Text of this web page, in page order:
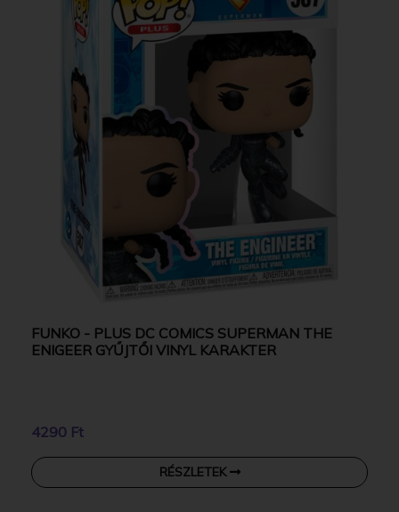
FUNKO - PLUS DC COMICS SUPERMAN THE
ENIGEER GYŰJTŐI VINYL KARAKTER
4290 Ft
RÉSZLETEK